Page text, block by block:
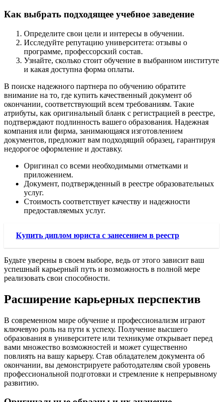
Как выбрать подходящее учебное заведение
Определите свои цели и интересы в обучении.
Исследуйте репутацию университета: отзывы о
программе, профессорский состав.
Узнайте, сколько стоит обучение в выбранном институте
и какая доступна форма оплаты.
В поиске надежного партнера по обучению обратите
внимание на то, где купить качественный документ об
окончании, соответствующий всем требованиям. Такие
атрибуты, как оригинальный бланк с регистрацией в реестре,
подтверждают подлинность вашего образования. Надежная
компания или фирма, занимающаяся изготовлением
документов, предложит вам подходящий образец, гарантируя
недорогое оформление и доставку.
Оригинал со всеми необходимыми отметками и
приложением.
Документ, подтвержденный в реестре образовательных
услуг.
Стоимость соответствует качеству и надежности
предоставляемых услуг.
Купить диплом юриста с занесением в реестр
Будьте уверены в своем выборе, ведь от этого зависит ваш
успешный карьерный путь и возможность в полной мере
реализовать свои способности.
Расширение карьерных перспектив
В современном мире обучение и профессионализм играют
ключевую роль на пути к успеху. Получение высшего
образования в университете или техникуме открывает перед
вами множество возможностей и может существенно
повлиять на вашу карьеру. Став обладателем документа об
окончании, вы демонстрируете работодателям свой уровень
профессиональной подготовки и стремление к непрерывному
развитию.